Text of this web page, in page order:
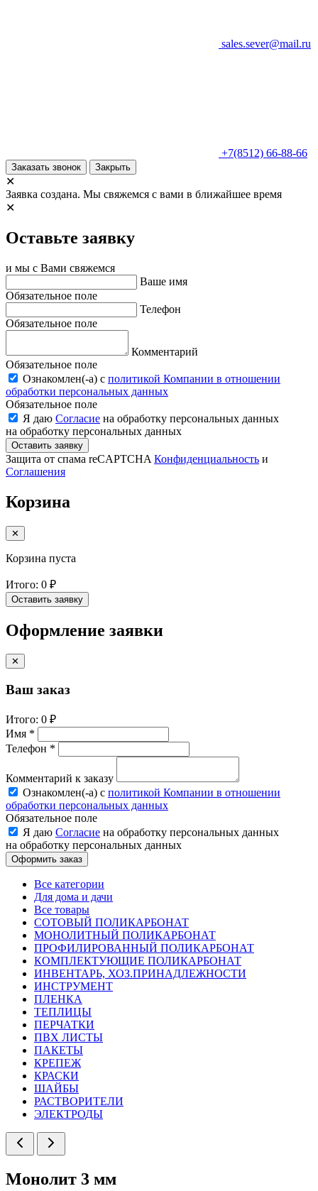
sales.sever@mail.ru
+7(8512) 66-88-66
Заказать звонок Закрыть
✕
Заявка создана. Мы свяжемся с вами в ближайшее время
✕
Оставьте заявку
и мы с Вами свяжемся
Ваше имя
Обязательное поле
Телефон
Обязательное поле
Комментарий
Обязательное поле
Ознакомлен(-a) с политикой Компании в отношении
обработки персональных данных
Обязательное поле
Я даю Согласие на обработку персональных данных
на обработку персональных данных
Оставить заявку
Защита от спама reCAPTCHA Конфиденциальность и
Соглашения
Корзина
✕
Корзина пуста
Итого: 0 ₽
Оставить заявку
Оформление заявки
✕
Ваш заказ
Итого: 0 ₽
Имя *
Телефон *
Комментарий к заказу
Ознакомлен(-a) с политикой Компании в отношении
обработки персональных данных
Обязательное поле
Я даю Согласие на обработку персональных данных
на обработку персональных данных
Оформить заказ
Все категории
Для дома и дачи
Все товары
СОТОВЫЙ ПОЛИКАРБОНАТ
МОНОЛИТНЫЙ ПОЛИКАРБОНАТ
ПРОФИЛИРОВАННЫЙ ПОЛИКАРБОНАТ
КОМПЛЕКТУЮЩИЕ ПОЛИКАРБОНАТ
ИНВЕНТАРЬ, ХОЗ.ПРИНАДЛЕЖНОСТИ
ИНСТРУМЕНТ
ПЛЕНКА
ТЕПЛИЦЫ
ПЕРЧАТКИ
ПВХ ЛИСТЫ
ПАКЕТЫ
КРЕПЕЖ
КРАСКИ
ШАЙБЫ
РАСТВОРИТЕЛИ
ЭЛЕКТРОДЫ
Монолит 3 мм